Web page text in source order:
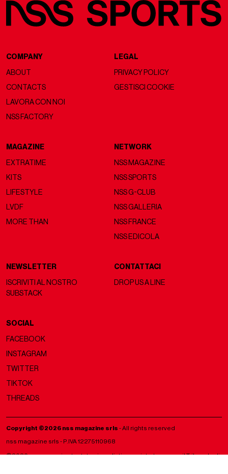
COMPANY
ABOUT
CONTACTS
LAVORA CON NOI
NSS FACTORY
LEGAL
PRIVACY POLICY
GESTISCI COOKIE
MAGAZINE
EXTRATIME
KITS
LIFESTYLE
LVDF
MORE THAN
NETWORK
NSS MAGAZINE
NSS SPORTS
NSS G-CLUB
NSS GALLERIA
NSS FRANCE
NSS EDICOLA
NEWSLETTER
ISCRIVITI AL NOSTRO
SUBSTACK
CONTATTACI
DROP US A LINE
SOCIAL
FACEBOOK
INSTAGRAM
TWITTER
TIKTOK
THREADS
Copyright ©2026 nss magazine srls - All rights reserved
nss magazine srls - P.IVA 12275110968
©2026 nss magazine testata giornalistica registrata presso il Tribunale di